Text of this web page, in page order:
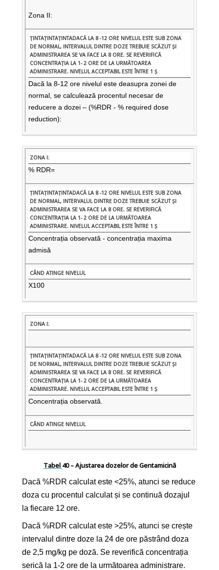
Zona II:
Dacă la 8-12 ore nivelul este deasupra zonei de
normal, se calculează procentul necesar de
reducere a dozei – (%RDR - % required dose
reduction):
% RDR=
Concentrația observată - concentrația maxima
admisă
X100
Concentrația observată.
Tabel 40 – Ajustarea dozelor de Gentamicină
Dacă %RDR calculat este ˂25%, atunci se reduce
doza cu procentul calculat și se continuă dozajul
la fiecare 12 ore.
Dacă %RDR calculat este >25%, atunci se crește
intervalul dintre doze la 24 de ore păstrând doza
de 2,5 mg/kg pe doză. Se reverifică concentrația
serică la 1-2 ore de la următoarea administrare.